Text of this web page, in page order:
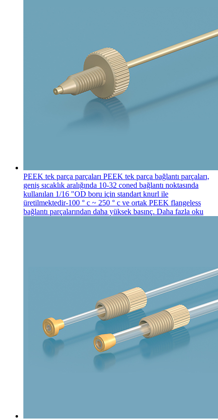
PEEK tek parça parçaları PEEK tek parça bağlantı parçaları,
geniş sıcaklık aralığında 10-32 coned bağlantı noktasında
kullanılan 1/16 "OD boru için standart knurl ile
üretilmektedir-100 ° c ~ 250 ° c ve ortak PEEK flangeless
bağlantı parçalarından daha yüksek basınç. Daha fazla oku